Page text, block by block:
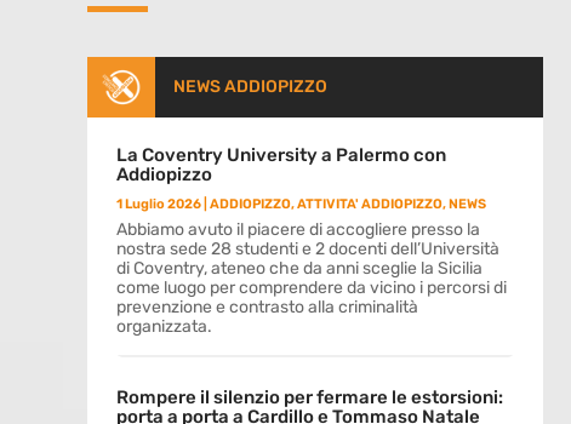
NEWS ADDIOPIZZO
La Coventry University a Palermo con
Addiopizzo
1 Luglio 2026 ADDIOPIZZO,ATTIVITA' ADDIOPIZZO, NEWS
Abbiamo avuto il piacere di accogliere presso la
nostra sede 28 studenti e 2 docenti dell’Università
di Coventry, ateneo che da anni sceglie la Sicilia
come luogo per comprendere da vicino i percorsi di
prevenzione e contrasto alla criminalità
organizzata.
Rompere il silenzio per fermare le estorsioni:
porta a porta a Cardillo e Tommaso Natale